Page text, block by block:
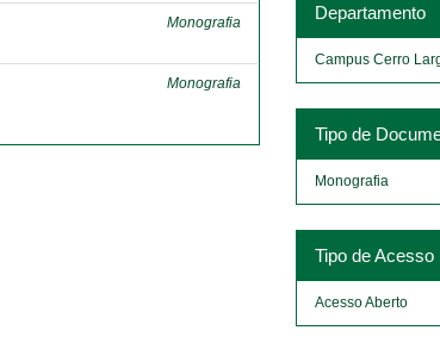
Monografia
Monografia
Departamento
Campus Cerro
Tipo de
Monografia
Tipo de Acesso
Acesso Aberto